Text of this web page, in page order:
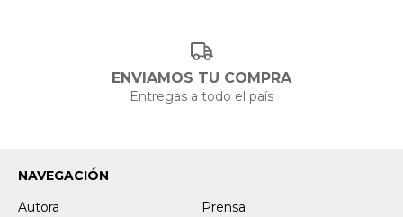
ENVIAMOS TU COMPRA
Entregas a todo el país
NAVEGACIÓN
Autora
Prensa